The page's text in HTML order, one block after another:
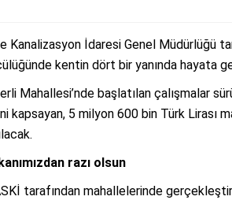
Kanalizasyon İdaresi Genel Müdürlüğü
kentin dört bir yanında hayata
Mahallesi’nde başlatılan çalışmalar
5 milyon 600 bin Türk Lirası
razı olsun
tarafından mahallelerinde